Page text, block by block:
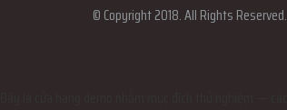
© Copyright 2018. All Rights Reserved.